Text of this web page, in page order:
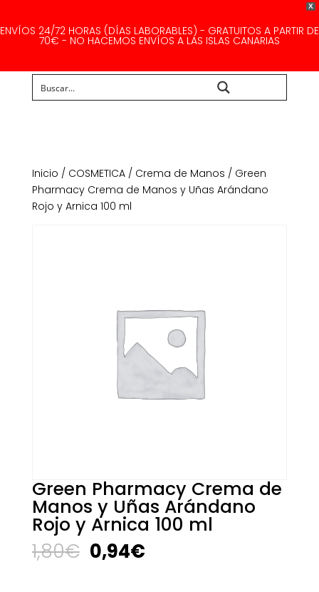
X
ENVÍOS 24/72 HORAS (DÍAS LABORABLES) - GRATUITOS A PARTIR DE
70€ - NO HACEMOS ENVÍOS A LAS ISLAS CANARIAS
Inicio / COSMETICA/ Crema de Manos / Green
Pharmacy Crema de Manos y Uñas Arándano
Rojo y Arnica 100 ml
Green Pharmacy Crema de
Manos y Uñas Arándano
Rojo y Arnica 100 ml
1,80€ El
precio
0,94€El